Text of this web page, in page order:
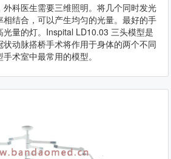
科医生需要三维照明。将几个同时发光
结合，可以产生均匀的光量。最好的手
量的灯。Inspital LD​​10.03 三头模型是
动脉搭桥手术将作用于身体的两个不同
术室中最常用的模型。